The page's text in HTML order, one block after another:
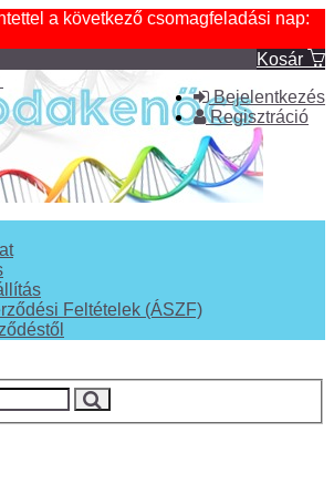
a következő csomagfeladási nap:
Kosár
Bejelentkezés
Regisztráció
Feltételek (ÁSZF)